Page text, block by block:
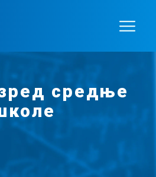
средње